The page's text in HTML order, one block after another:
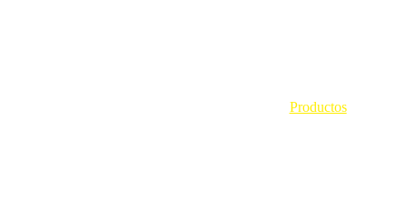
Productos